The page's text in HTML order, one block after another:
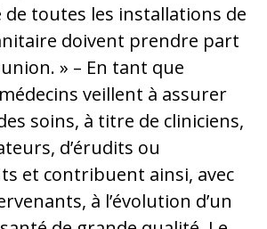
de toutes les installations de
doivent prendre part
» – En tant que
veillent à assurer
soins, à titre de cliniciens,
d’érudits ou
et contribuent ainsi, avec
à l’évolution d’un